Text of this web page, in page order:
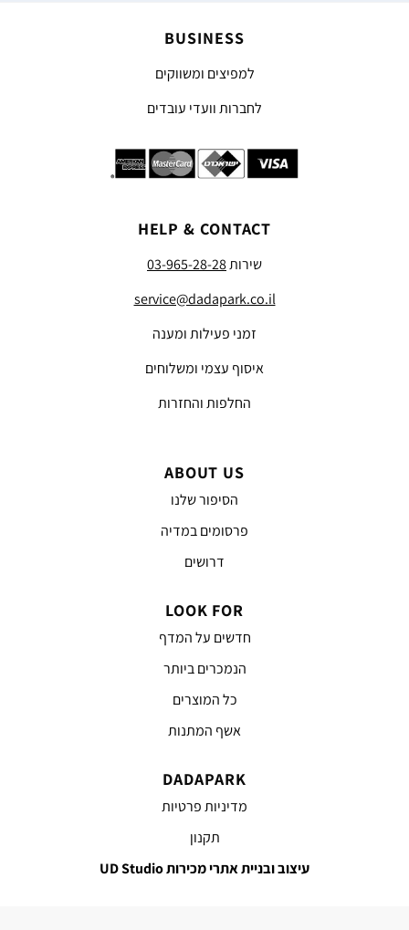
BUSINESS
למפיצים ומשווקים
לחברות וועדי עובדים
HELP & CONTACT
שירות03-965-28-28
service@dadapark.co.il
זמני פעילות ומענה
איסוף עצמי ומשלוחים
החלפות והחזרות
ABOUT US
הסיפור שלנו
פרסומים במדיה
דרושים
LOOK FOR
חדשים על המדף
הנמכרים ביותר
כל המוצרים
אשף המתנות
DADAPARK
מדיניות פרטיות
תקנון
עיצוב ובניית אתרי מכירות UD Studio